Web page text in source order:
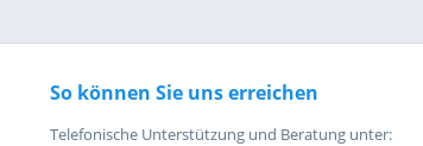
So können Sie uns erreichen
Telefonische Unterstützung und Beratung unter: